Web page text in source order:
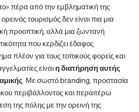
πέρα από την εμβληματική της
τουρισμός δεν είναι πια μια
προοπτική, αλλά μια ζωντανή
που κερδίζει έδαφος.
πλέον για τους τοπικούς φορείς και
είναι η διατήρηση αυτής
. Με σωστό branding, προστασία
περιβάλλοντος και περαιτέρω
της πόλης με την ορεινή της